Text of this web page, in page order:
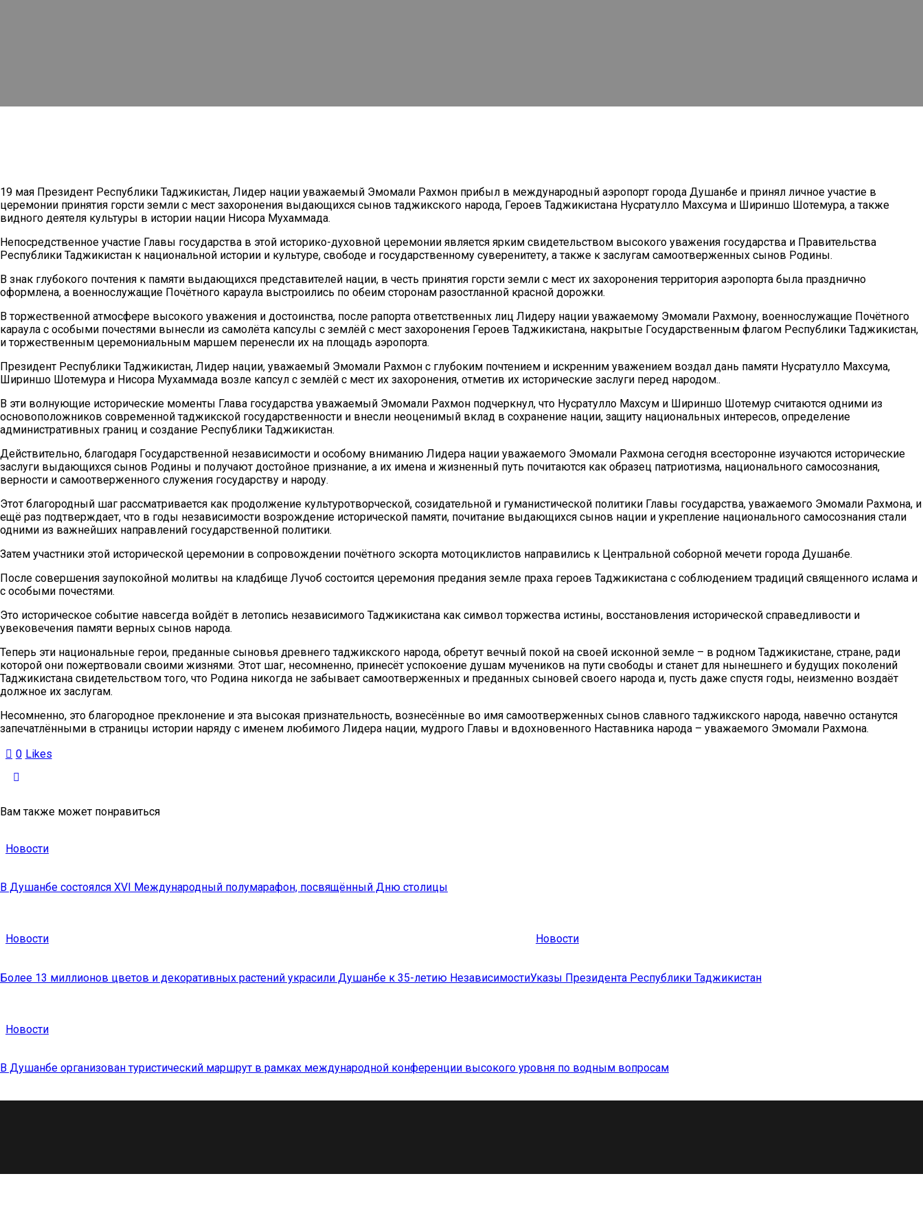
19 мая Президент Республики Таджикистан, Лидер нации уважаемый Эмомали Рахмон прибыл в международный аэропорт города Душанбе и принял личное участие в
церемонии принятия горсти земли с мест захоронения выдающихся сынов таджикского народа, Героев Таджикистана Нусратулло Махсума и Шириншо Шотемура, а также
видного деятеля культуры в истории нации Нисора Мухаммада.
Непосредственное участие Главы государства в этой историко-духовной церемонии является ярким свидетельством высокого уважения государства и Правительства
Республики Таджикистан к национальной истории и культуре, свободе и государственному суверенитету, а также к заслугам самоотверженных сынов Родины.
В знак глубокого почтения к памяти выдающихся представителей нации, в честь принятия горсти земли с мест их захоронения территория аэропорта была празднично
оформлена, а военнослужащие Почётного караула выстроились по обеим сторонам разостланной красной дорожки.
В торжественной атмосфере высокого уважения и достоинства, после рапорта ответственных лиц Лидеру нации уважаемому Эмомали Рахмону, военнослужащие Почётного
караула с особыми почестями вынесли из самолёта капсулы с землёй с мест захоронения Героев Таджикистана, накрытые Государственным флагом Республики Таджикистан,
и торжественным церемониальным маршем перенесли их на площадь аэропорта.
Президент Республики Таджикистан, Лидер нации, уважаемый Эмомали Рахмон с глубоким почтением и искренним уважением воздал дань памяти Нусратулло Махсума,
Шириншо Шотемура и Нисора Мухаммада возле капсул с землёй с мест их захоронения, отметив их исторические заслуги перед народом..
В эти волнующие исторические моменты Глава государства уважаемый Эмомали Рахмон подчеркнул, что Нусратулло Махсум и Шириншо Шотемур считаются одними из
основоположников современной таджикской государственности и внесли неоценимый вклад в сохранение нации, защиту национальных интересов, определение
административных границ и создание Республики Таджикистан.
Действительно, благодаря Государственной независимости и особому вниманию Лидера нации уважаемого Эмомали Рахмона сегодня всесторонне изучаются исторические
заслуги выдающихся сынов Родины и получают достойное признание, а их имена и жизненный путь почитаются как образец патриотизма, национального самосознания,
верности и самоотверженного служения государству и народу.
Этот благородный шаг рассматривается как продолжение культуротворческой, созидательной и гуманистической политики Главы государства, уважаемого Эмомали Рахмона, и
ещё раз подтверждает, что в годы независимости возрождение исторической памяти, почитание выдающихся сынов нации и укрепление национального самосознания стали
одними из важнейших направлений государственной политики.
Затем участники этой исторической церемонии в сопровождении почётного эскорта мотоциклистов направились к Центральной соборной мечети города Душанбе.
После совершения заупокойной молитвы на кладбище Лучоб состоится церемония предания земле праха героев Таджикистана с соблюдением традиций священного ислама и
с особыми почестями.
Это историческое событие навсегда войдёт в летопись независимого Таджикистана как символ торжества истины, восстановления исторической справедливости и
увековечения памяти верных сынов народа.
Теперь эти национальные герои, преданные сыновья древнего таджикского народа, обретут вечный покой на своей исконной земле – в родном Таджикистане, стране, ради
которой они пожертвовали своими жизнями. Этот шаг, несомненно, принесёт успокоение душам мучеников на пути свободы и станет для нынешнего и будущих поколений
Таджикистана свидетельством того, что Родина никогда не забывает самоотверженных и преданных сыновей своего народа и, пусть даже спустя годы, неизменно воздаёт
должное их заслугам.
Несомненно, это благородное преклонение и эта высокая признательность, вознесённые во имя самоотверженных сынов славного таджикского народа, навечно останутся
запечатлёнными в страницы истории наряду с именем любимого Лидера нации, мудрого Главы и вдохновенного Наставника народа – уважаемого Эмомали Рахмона.
0 Likes
Вам также может понравиться
Новости
В Душанбе состоялся XVI Международный полумарафон, посвящённый Дню столицы
Новости
Более 13 миллионов цветов и декоративных растений украсили Душанбе к 35-летию Независимости
Новости
Указы Президента Республики Таджикистан
Новости
В Душанбе организован туристический маршрут в рамках международной конференции высокого уровня по водным вопросам